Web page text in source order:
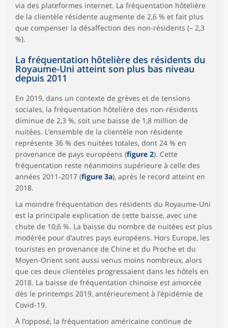
via des plateformes internet. La fréquentation hôtelière
de la clientèle résidente augmente de 2,6 % et fait plus
que compenser la désaffection des non-résidents (– 2,3
%).
La fréquentation hôtelière des résidents du
Royaume-Uni atteint son plus bas niveau
depuis 2011
En 2019, dans un contexte de grèves et de tensions
sociales, la fréquentation hôtelière des non-résidents
diminue de 2,3 %, soit une baisse de 1,8 million de
nuitées. L’ensemble de la clientèle non résidente
représente 36 % des nuitées totales, dont 24 % en
provenance de pays européens (figure 2). Cette
fréquentation reste néanmoins supérieure à celle des
années 2011-2017 (figure 3a), après le record atteint en
2018.
La moindre fréquentation des résidents du Royaume-Uni
est la principale explication de cette baisse, avec une
chute de 10,6 %. La baisse du nombre de nuitées est plus
modérée pour d’autres pays européens. Hors Europe, les
touristes en provenance de Chine et du Proche et du
Moyen-Orient sont aussi venus moins nombreux, alors
que ces deux clientèles progressaient dans les hôtels en
2018. La baisse de fréquentation chinoise est amorcée
dès le printemps 2019, antérieurement à l’épidémie de
Covid-19.
À l’opposé, la fréquentation américaine continue de